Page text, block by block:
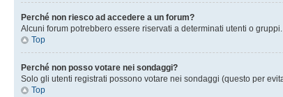
Perché non riesco ad accedere a un forum?
Alcuni forum potrebbero essere riservati a determinati utenti o
Top
Perché non posso votare nei sondaggi?
Solo gli utenti registrati possono votare nei sondaggi (questo per
Top